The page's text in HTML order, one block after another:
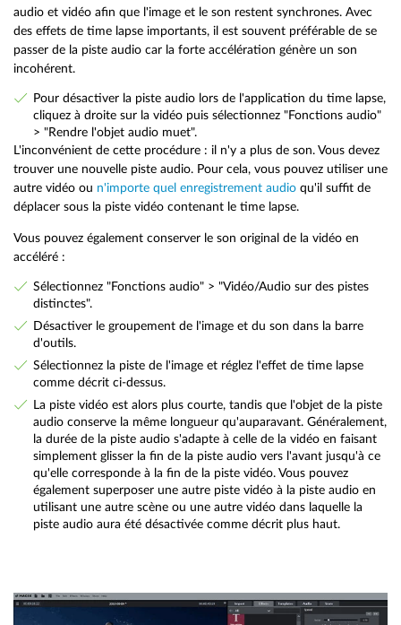
audio et vidéo afin que l'image et le son restent synchrones. Avec
des effets de time lapse importants, il est souvent préférable de se
passer de la piste audio car la forte accélération génère un son
incohérent.
Pour désactiver la piste audio lors de l'application du time lapse,
cliquez à droite sur la vidéo puis sélectionnez "Fonctions audio"
> "Rendre l'objet audio muet".
L'inconvénient de cette procédure : il n'y a plus de son. Vous devez
trouver une nouvelle piste audio. Pour cela, vous pouvez utiliser une
autre vidéo ou n'importe quel enregistrement audio qu'il suffit de
déplacer sous la piste vidéo contenant le time lapse.
Vous pouvez également conserver le son original de la vidéo en
accéléré :
Sélectionnez "Fonctions audio" > "Vidéo/Audio sur des pistes
distinctes".
Désactiver le groupement de l'image et du son dans la barre
d'outils.
Sélectionnez la piste de l'image et réglez l'effet de time lapse
comme décrit ci-dessus.
La piste vidéo est alors plus courte, tandis que l'objet de la piste
audio conserve la même longueur qu'auparavant. Généralement,
la durée de la piste audio s'adapte à celle de la vidéo en faisant
simplement glisser la fin de la piste audio vers l'avant jusqu'à ce
qu'elle corresponde à la fin de la piste vidéo. Vous pouvez
également superposer une autre piste vidéo à la piste audio en
utilisant une autre scène ou une autre vidéo dans laquelle la
piste audio aura été désactivée comme décrit plus haut.